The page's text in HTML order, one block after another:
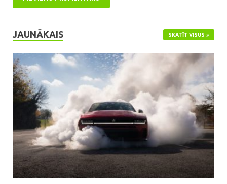
JAUNĀKAIS SKATĪT VISUS